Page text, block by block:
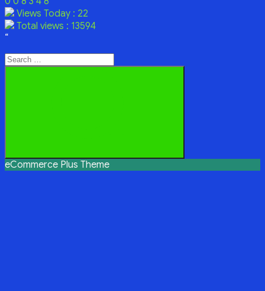
Views Today : 22
Total views : 13594
“
Search
for:
eCommerce Plus Theme